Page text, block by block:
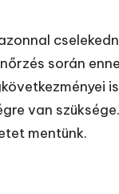
során
van
mentünk.